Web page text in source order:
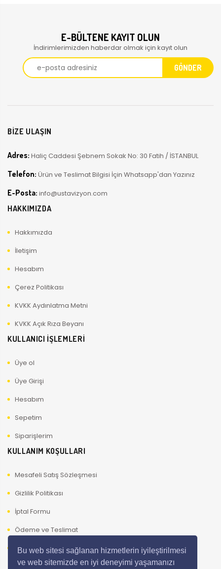
Bu web sitesi sağlanan hizmetlerin iyileştirilmesi
ve web sitemizde en iyi deneyimi yaşamanızı
E-BÜLTENE KAYIT OLUN
İndirimlerimizden haberdar olmak için kayıt olun
BİZE ULAŞIN
Adres: Haliç Caddesi Şebnem Sokak No: 30 Fatih / İSTANBUL
Telefon: Ürün ve Teslimat Bilgisi İçin Whatsapp'dan Yazınız
E-Posta: info@ustavizyon.com
HAKKIMIZDA
Hakkımızda
İletişim
Hesabım
Çerez Politikası
KVKK Aydınlatma Metni
KVKK Açık Rıza Beyanı
KULLANICI İŞLEMLERİ
Üye ol
Üye Girişi
Hesabım
Sepetim
Siparişlerim
KULLANIM KOŞULLARI
Mesafeli Satış Sözleşmesi
Gizlilik Politikası
İptal Formu
Ödeme ve Teslimat
Kullanıcı Güvenliği